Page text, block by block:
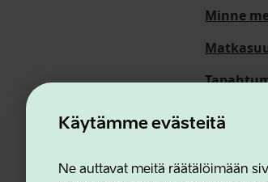
Käytämme evästeitä
Ne auttavat meitä räätälöimään
Minne
Meistä